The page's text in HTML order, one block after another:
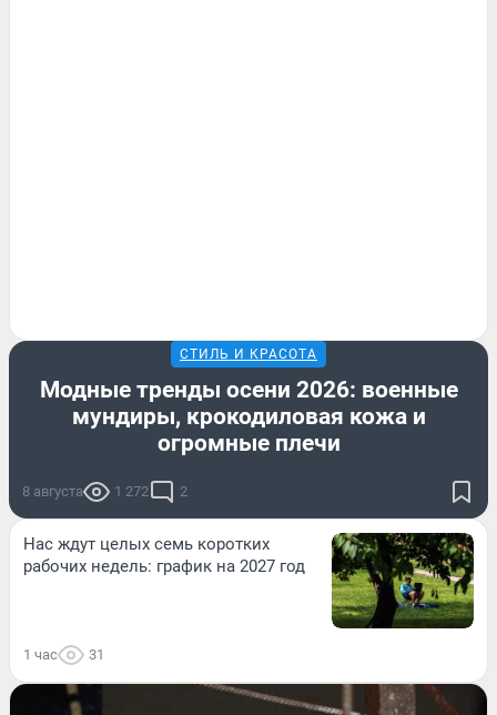
СТИЛЬ И КРАСОТА
Модные тренды осени 2026: военные
мундиры, крокодиловая кожа и
огромные плечи
8 августа 1 272 2
Нас ждут целых семь коротких
рабочих недель: график на 2027 год
1 час 31